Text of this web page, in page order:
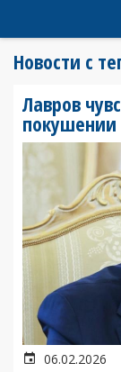
содержанию
Новости с
Лавров
покушении
06.02.2026